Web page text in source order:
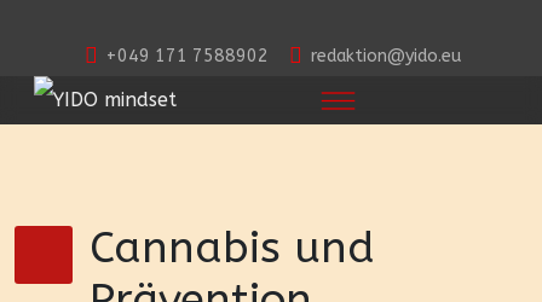
+049 171 7588902 redaktion@yido.eu
Cannabis und